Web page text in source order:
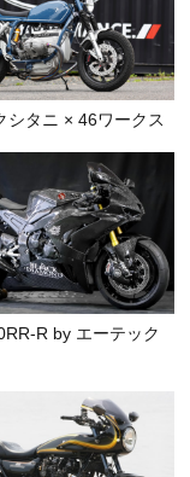
シタニ × 46ワークス
R by エーテック